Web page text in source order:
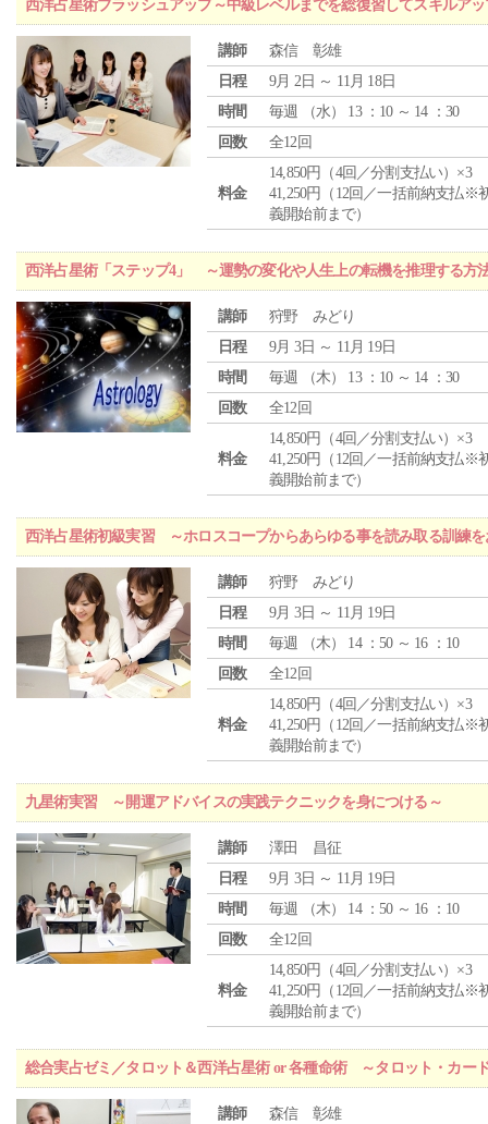
西洋占星術ブラッシュアップ～中級レベルまでを総復習してスキルア
講師
森信 彰雄
日程
9月 2日 ～ 11月 18日
時間
毎週 （水） 13 ：10 ～ 14 ：30
回数
全12回
料金
14,850円（4回／分割支払い）×3
41,250円（12回／一括前納支払※
義開始前まで）
西洋占星術「ステップ4」 ～運勢の変化や人生上の転機を推理する方
講師
狩野 みどり
日程
9月 3日 ～ 11月 19日
時間
毎週 （木） 13 ：10 ～ 14 ：30
回数
全12回
料金
14,850円（4回／分割支払い）×3
41,250円（12回／一括前納支払※
義開始前まで）
西洋占星術初級実習 ～ホロスコープからあらゆる事を読み取る訓練を
講師
狩野 みどり
日程
9月 3日 ～ 11月 19日
時間
毎週 （木） 14 ：50 ～ 16 ：10
回数
全12回
料金
14,850円（4回／分割支払い）×3
41,250円（12回／一括前納支払※
義開始前まで）
九星術実習 ～開運アドバイスの実践テクニックを身につける～
講師
澤田 昌征
日程
9月 3日 ～ 11月 19日
時間
毎週 （木） 14 ：50 ～ 16 ：10
回数
全12回
料金
14,850円（4回／分割支払い）×3
41,250円（12回／一括前納支払※
義開始前まで）
総合実占ゼミ／タロット＆西洋占星術 or 各種命術 ～タロット・カー
講師
森信 彰雄